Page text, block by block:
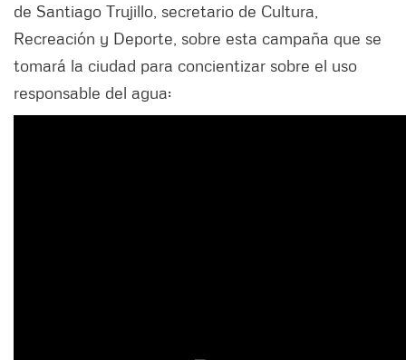
de Santiago Trujillo, secretario de Cultura,
Recreación y Deporte, sobre esta campaña que se
tomará la ciudad para concientizar sobre el uso
responsable del agua: